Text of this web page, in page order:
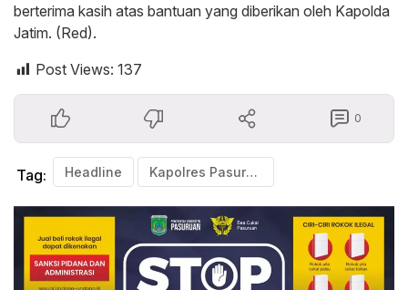
berterima kasih atas bantuan yang diberikan oleh Kapolda
Jatim. (Red).
Post Views: 137
0
Tag: Headline Kapolres Pasuruan Dampingi Kapolda Jatim Mengecek Pos Pelayanan Mudik Hari Raya Idul Fitri